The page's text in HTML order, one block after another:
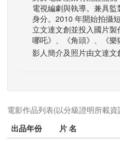
電視編劇與執導。兼具
身分。2010 年開始拍攝
立文達文創並投入國片
哪吒》、《角頭》、《樂
影人簡介及照片由文達文
電影作品列表(以分級證明所載資
出品年份
片 名